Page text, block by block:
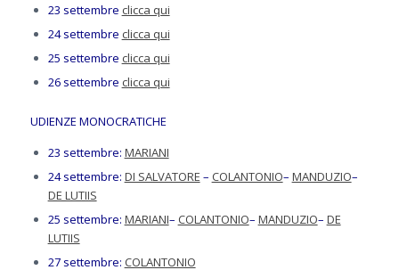
23 settembre clicca qui
24 settembre clicca qui
25 settembre clicca qui
26 settembre clicca qui
UDIENZE MONOCRATICHE
23 settembre: MARIANI
24 settembre: DI SALVATORE – COLANTONIO– MANDUZIO–
DE LUTIIS
25 settembre: MARIANI– COLANTONIO– MANDUZIO– DE
LUTIIS
27 settembre: COLANTONIO